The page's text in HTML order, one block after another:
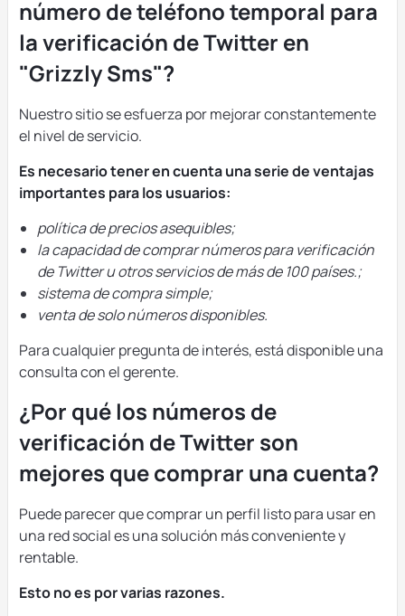
número de teléfono temporal para
la verificación de Twitter en
"Grizzly Sms"?
Nuestro sitio se esfuerza por mejorar constantemente
el nivel de servicio.
Es necesario tener en cuenta una serie de ventajas
importantes para los usuarios:
política de precios asequibles;
la capacidad de comprar números para verificación
de Twitter u otros servicios de más de 100 países.;
sistema de compra simple;
venta de solo números disponibles.
Para cualquier pregunta de interés, está disponible una
consulta con el gerente.
¿Por qué los números de
verificación de Twitter son
mejores que comprar una cuenta?
Puede parecer que comprar un perfil listo para usar en
una red social es una solución más conveniente y
rentable.
Esto no es por varias razones.